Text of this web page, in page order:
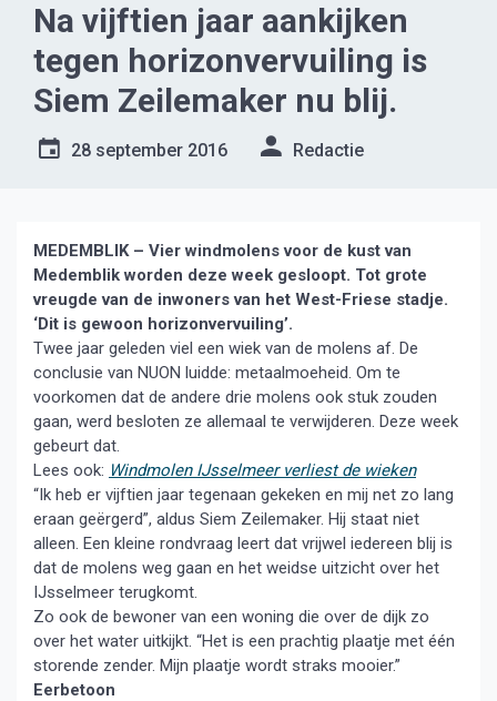
Na vijftien jaar aankijken
tegen horizonvervuiling is
Siem Zeilemaker nu blij.
28 september 2016 Redactie
MEDEMBLIK – Vier windmolens voor de kust van
Medemblik worden deze week gesloopt. Tot grote
vreugde van de inwoners van het West-Friese stadje.
‘Dit is gewoon horizonvervuiling’.
Twee jaar geleden viel een wiek van de molens af. De
conclusie van NUON luidde: metaalmoeheid. Om te
voorkomen dat de andere drie molens ook stuk zouden
gaan, werd besloten ze allemaal te verwijderen. Deze week
gebeurt dat.
Lees ook: Windmolen IJsselmeer verliest de wieken
“Ik heb er vijftien jaar tegenaan gekeken en mij net zo lang
eraan geërgerd”, aldus Siem Zeilemaker. Hij staat niet
alleen. Een kleine rondvraag leert dat vrijwel iedereen blij is
dat de molens weg gaan en het weidse uitzicht over het
IJsselmeer terugkomt.
Zo ook de bewoner van een woning die over de dijk zo
over het water uitkijkt. “Het is een prachtig plaatje met één
storende zender. Mijn plaatje wordt straks mooier.”
Eerbetoon